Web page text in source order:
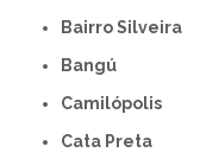
Bairro Silveira
Bangú
Camilópolis
Cata Preta